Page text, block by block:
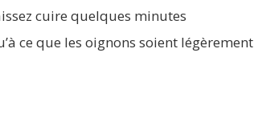
cuire quelques minutes
ce que les oignons soient légèrement